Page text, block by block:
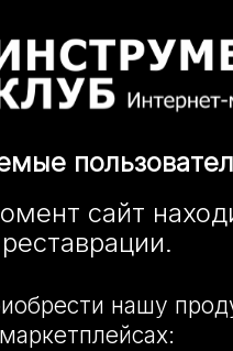
сайт
реставрации.
нашу
маркетплейсах: